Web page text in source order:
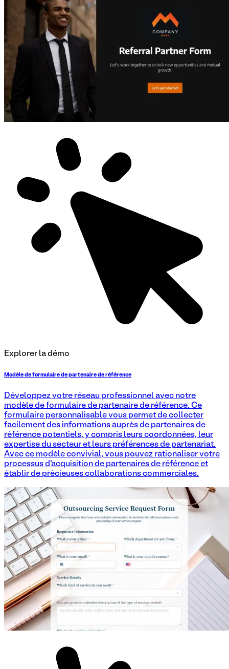
Explorer la démo
Modèle de formulaire de partenaire de référence
Développez votre réseau professionnel avec notre
modèle de formulaire de partenaire de référence. Ce
formulaire personnalisable vous permet de collecter
facilement des informations auprès de partenaires de
référence potentiels, y compris leurs coordonnées, leur
expertise du secteur et leurs préférences de partenariat.
Avec ce modèle convivial, vous pouvez rationaliser votre
processus d'acquisition de partenaires de référence et
établir de précieuses collaborations commerciales.